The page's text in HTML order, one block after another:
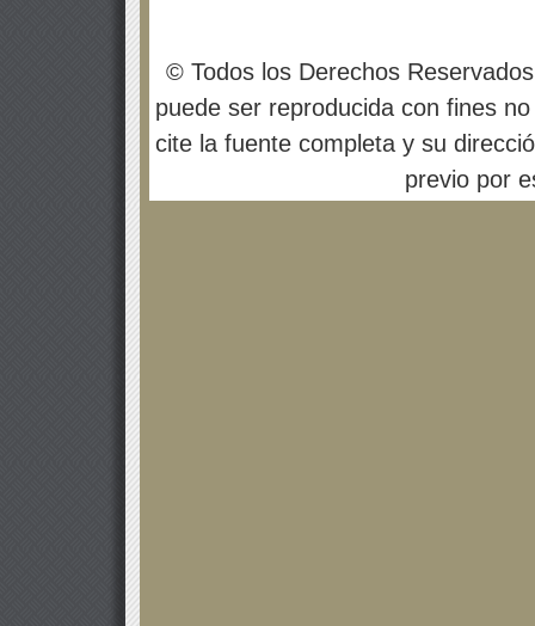
© Todos los Derechos
puede ser reproducida con fines
cite la fuente completa y su
previo por